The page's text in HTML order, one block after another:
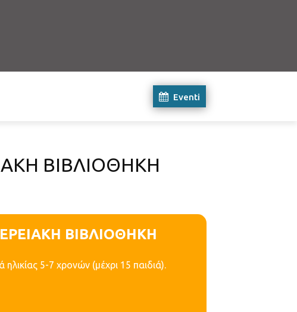
Eventi
ΒΙΒΛΙΟΘΗΚΗ
ΒΙΒΛΙΟΘΗΚΗ
5-7 χρονών (μέχρι 15 παιδιά).